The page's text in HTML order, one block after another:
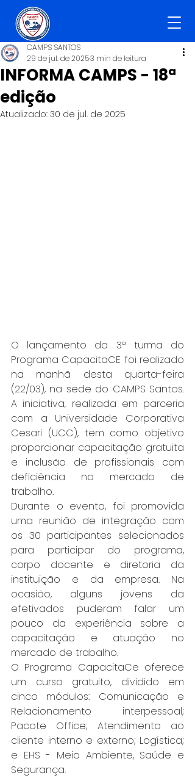
INFORMA CAMPS - 18ª
edição
CAMPS SANTOS
29 de jul. de 20253 min de leitura
Atualizado: 30 de jul. de 2025
O lançamento da 3ª turma do
Programa CapacitaCE foi realizado
na manhã desta quarta-feira
(22/03), na sede do CAMPS Santos.
A iniciativa, realizada em parceria
com a Universidade Corporativa
Cesari (UCC), tem como objetivo
proporcionar capacitação gratuita
e inclusão de profissionais com
deficiência no mercado de
trabalho.
Durante o evento, foi promovida
uma reunião de integração com
os 30 participantes selecionados
para participar do programa,
corpo docente e diretoria da
instituição e da empresa. Na
ocasião, alguns jovens da
efetivados puderam falar um
pouco da experiência sobre a
capacitação e atuação no
mercado de trabalho.
O Programa CapacitaCe oferece
um curso gratuito, dividido em
cinco módulos: Comunicação e
Relacionamento interpessoal;
Pacote Office; Atendimento ao
cliente interno e externo; Logística;
e EHS - Meio Ambiente, Saúde e
Segurança.